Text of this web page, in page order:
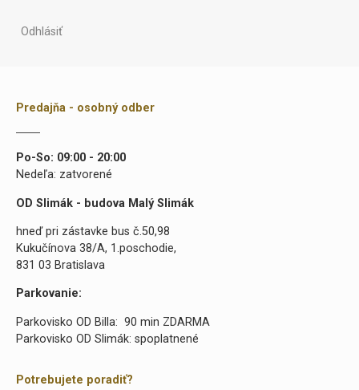
Odhlásiť
Predajňa - osobný odber
Po-So: 09:00 - 20:00
Nedeľa: zatvorené
OD Slimák - budova Malý Slimák
hneď pri zástavke bus č.50,98
Kukučínova 38/A, 1.poschodie,
831 03 Bratislava
Parkovanie:
Parkovisko OD Billa: 90 min ZDARMA
Parkovisko OD Slimák: spoplatnené
Potrebujete poradiť?